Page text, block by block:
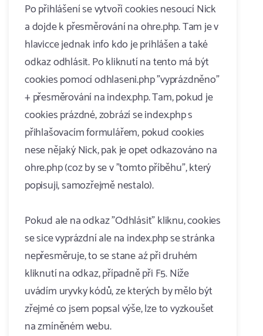
Po přihlášení se vytvoří cookies nesoucí Nick
a dojde k přesměrování na ohre.php. Tam je v
hlavicce jednak info kdo je prihlášen a také
odkaz odhlásit. Po kliknutí na tento má být
cookies pomocí odhlaseni.php "vyprázdněno"
+ přesměrování na index.php. Tam, pokud je
cookies prázdné, zobrází se index.php s
přihlašovacím formulářem, pokud cookies
nese nějaký Nick, pak je opet odkazováno na
ohre.php (coz by se v "tomto příběhu", který
popisuji, samozřejmě nestalo).
Pokud ale na odkaz "Odhlásit" kliknu, cookies
se sice vyprázdní ale na index.php se stránka
nepřesměruje, to se stane aź při druhém
kliknutí na odkaz, případně při F5. Níže
uvádím uryvky kódů, ze kterých by mělo být
zřejmé co jsem popsal výše, lze to vyzkoušet
na zmíněném webu.